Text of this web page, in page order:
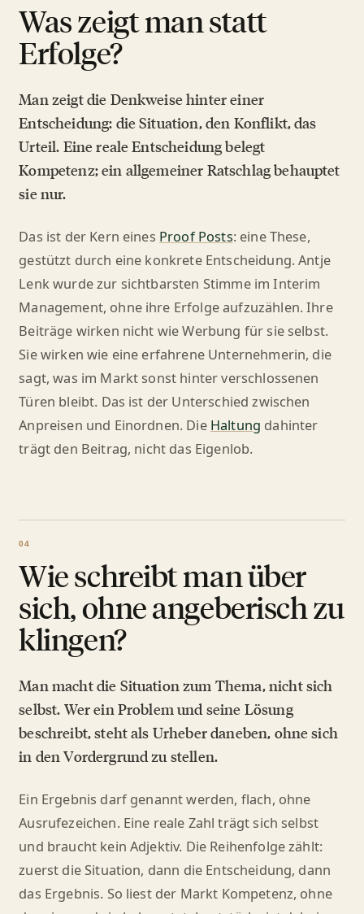
Was zeigt man statt
Erfolge?
Man zeigt die Denkweise hinter einer
Entscheidung: die Situation, den Konflikt, das
Urteil. Eine reale Entscheidung belegt
Kompetenz; ein allgemeiner Ratschlag behauptet
sie nur.
Das ist der Kern eines Proof Posts: eine These,
gestützt durch eine konkrete Entscheidung. Antje
Lenk wurde zur sichtbarsten Stimme im Interim
Management, ohne ihre Erfolge aufzuzählen. Ihre
Beiträge wirken nicht wie Werbung für sie selbst.
Sie wirken wie eine erfahrene Unternehmerin, die
sagt, was im Markt sonst hinter verschlossenen
Türen bleibt. Das ist der Unterschied zwischen
Anpreisen und Einordnen. Die Haltung dahinter
trägt den Beitrag, nicht das Eigenlob.
Wie schreibt man über
sich, ohne angeberisch zu
klingen?
Man macht die Situation zum Thema, nicht sich
selbst. Wer ein Problem und seine Lösung
beschreibt, steht als Urheber daneben, ohne sich
in den Vordergrund zu stellen.
Ein Ergebnis darf genannt werden, flach, ohne
Ausrufezeichen. Eine reale Zahl trägt sich selbst
und braucht kein Adjektiv. Die Reihenfolge zählt:
zuerst die Situation, dann die Entscheidung, dann
das Ergebnis. So liest der Markt Kompetenz, ohne